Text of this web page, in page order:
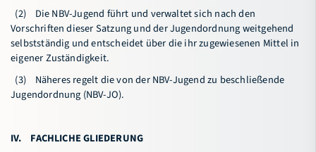
(2) Die NBV-Jugend führt und verwaltet sich nach den
Vorschriften dieser Satzung und der Jugendordnung weitgehend
selbstständig und entscheidet über die ihr zugewiesenen Mittel in
eigener Zuständigkeit.
(3) Näheres regelt die von der NBV-Jugend zu beschließende
Jugendordnung (NBV-JO).
IV. FACHLICHE GLIEDERUNG